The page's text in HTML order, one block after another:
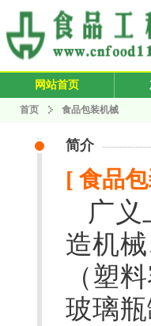
网站首页
首页 食品包装机械
简介
[ 食品
广
造机
（塑
玻璃